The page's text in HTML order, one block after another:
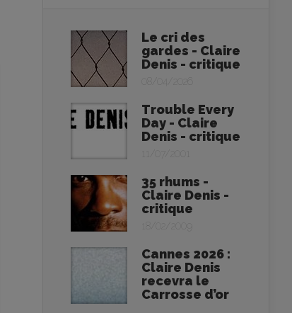
Le cri des
gardes - Claire
Denis - critique
08/04/2026
Trouble Every
Day - Claire
Denis - critique
35 rhums -
Claire Denis -
critique
18/02/2009
Cannes 2026 :
Claire Denis
recevra le
Carrosse d’or